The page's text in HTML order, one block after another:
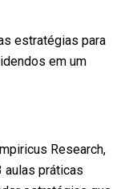
estratégias para
em um
Research,
aulas práticas